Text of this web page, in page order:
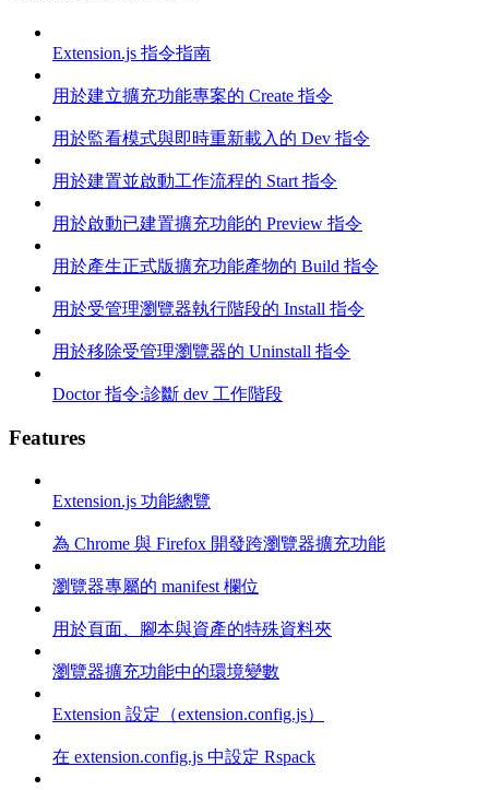
Extension.js 指令指南
用於建立擴充功能專案的 Create 指令
用於監看模式與即時重新載入的 Dev 指令
用於建置並啟動工作流程的 Start 指令
用於啟動已建置擴充功能的 Preview 指令
用於產生正式版擴充功能產物的 Build 指令
用於受管理瀏覽器執行階段的 Install 指令
用於移除受管理瀏覽器的 Uninstall 指令
Doctor 指令:診斷 dev 工作階段
Features
Extension.js 功能總覽
為 Chrome 與 Firefox 開發跨瀏覽器擴充功能
瀏覽器專屬的 manifest 欄位
用於頁面、腳本與資產的特殊資料夾
瀏覽器擴充功能中的環境變數
Extension 設定（extension.config.js）
在 extension.config.js 中設定 Rspack